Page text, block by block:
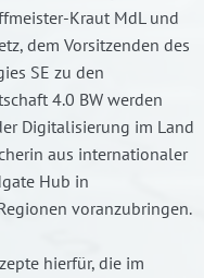
Kraut MdL und
dem Vorsitzenden des
SE zu den
4.0 BW werden
Digitalisierung im Land
aus internationaler
Hub in
voranzubringen.
hierfür, die im